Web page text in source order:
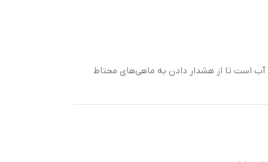
آب است تا از هشدار دادن به ماهی‌های محتاط